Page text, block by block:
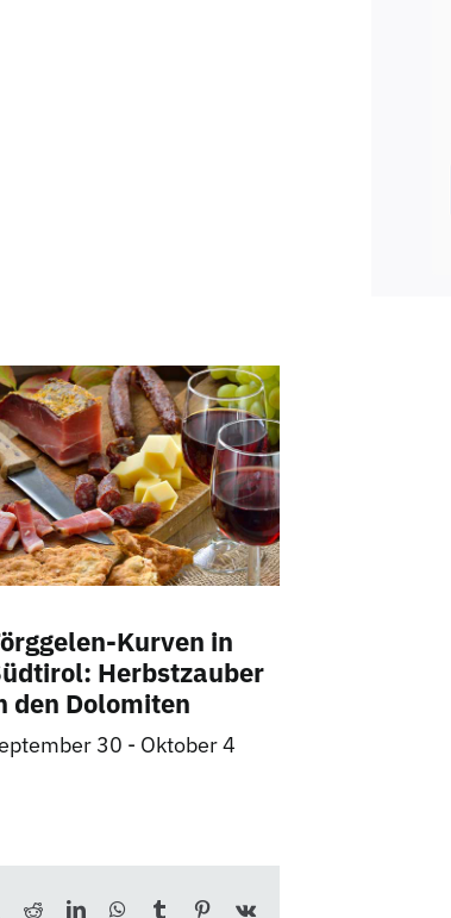
Kurven in
Herbstzauber
den Dolomiten
30 - Oktober 4
RedditLinkedInWhatsApp
Tumblr Pinterest
Vk